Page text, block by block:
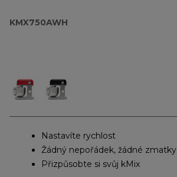
KMX750AWH
Nastavíte rychlost
Žádný nepořádek, žádné zmatky
Přizpůsobte si svůj kMix